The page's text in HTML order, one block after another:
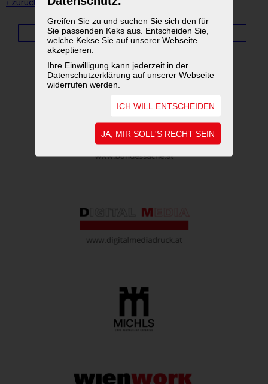
Greifen Sie zu und suchen Sie sich den für
Sie passenden Keks aus. Entscheiden Sie,
welche Kekse Sie auf unserer Webseite
akzeptieren.
Ihre Einwilligung kann jederzeit in der
Datenschutzerklärung auf unserer Webseite
widerrufen werden.
ICH WILL ENTSCHEIDEN
JA, MIR SOLL'S RECHT SEIN
1 ... 4 5 6 7 8 9 10